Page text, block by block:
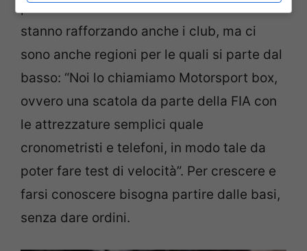
presente è molto attivo sul territorio e si
stanno rafforzando anche i club, ma ci
sono anche regioni per le quali si parte dal
basso: “Noi lo chiamiamo Motorsport box,
ovvero una scatola da parte della FIA con
le attrezzature semplici quale
cronometristi e telefoni, in modo tale da
poter fare test di velocità”. Per crescere e
farsi conoscere bisogna partire dalle basi,
senza dare ordini.